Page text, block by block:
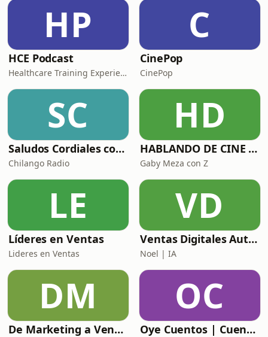
HP
HCE Podcast
Healthcare Training Experience
C
CinePop
CinePop
SC
Saludos Cordiales con Gaby Meza
Chilango Radio
HD
HABLANDO DE CINE CON
Gaby Meza con Z
LE
Líderes en Ventas
Lideres en Ventas
VD
Ventas Digitales Automotrices: De BDC a DCA
Noel | IA
DM
De Marketing a Ventas
OC
Oye Cuentos | Cuentos Infantiles que conectan con la imaginación.